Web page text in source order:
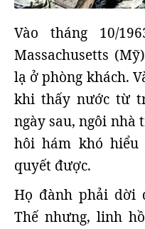
Vào tháng 10/
Massachusetts
lạ ở phòng khách.
khi thấy nước từ
ngày sau, ngôi nhà
hôi hám khó hiểu
quyết được.
Họ đành phải dời
Thế nhưng, linh